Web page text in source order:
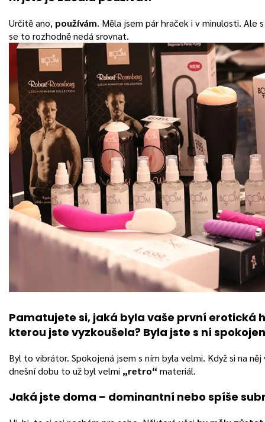
Určitě ano, používám. Měla jsem pár hraček i v minulosti. Ale
se to rozhodně nedá srovnat.
Pamatujete si, jaká byla vaše první erotická
kterou jste vyzkoušela? Byla jste s ní
Byl to vibrátor. Spokojená jsem s ním byla velmi. Když si na
dnešní dobu to už byl velmi „retro“ materiál.
Jaká jste doma – dominantní nebo spíše